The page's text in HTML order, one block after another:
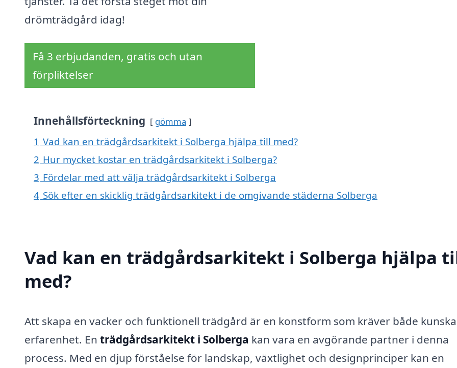
drömträdgård idag!
Få 3 erbjudanden, gratis och utan
förpliktelser
Innehållsförteckning gömma
1 Vad kan en trädgårdsarkitekt i Solberga hjälpa till med?
2 Hur mycket kostar en trädgårdsarkitekt i Solberga?
3 Fördelar med att välja trädgårdsarkitekt i Solberga
4 Sök efter en skicklig trädgårdsarkitekt i de omgivande städerna Solberga
Vad kan en trädgårdsarkitekt i Solberga hjälpa
med?
Att skapa en vacker och funktionell trädgård är en konstform som kräver både
erfarenhet. En trädgårdsarkitekt i Solberga kan vara en avgörande partner i denna
process. Med en djup förståelse för landskap, växtlighet och designprinciper kan en